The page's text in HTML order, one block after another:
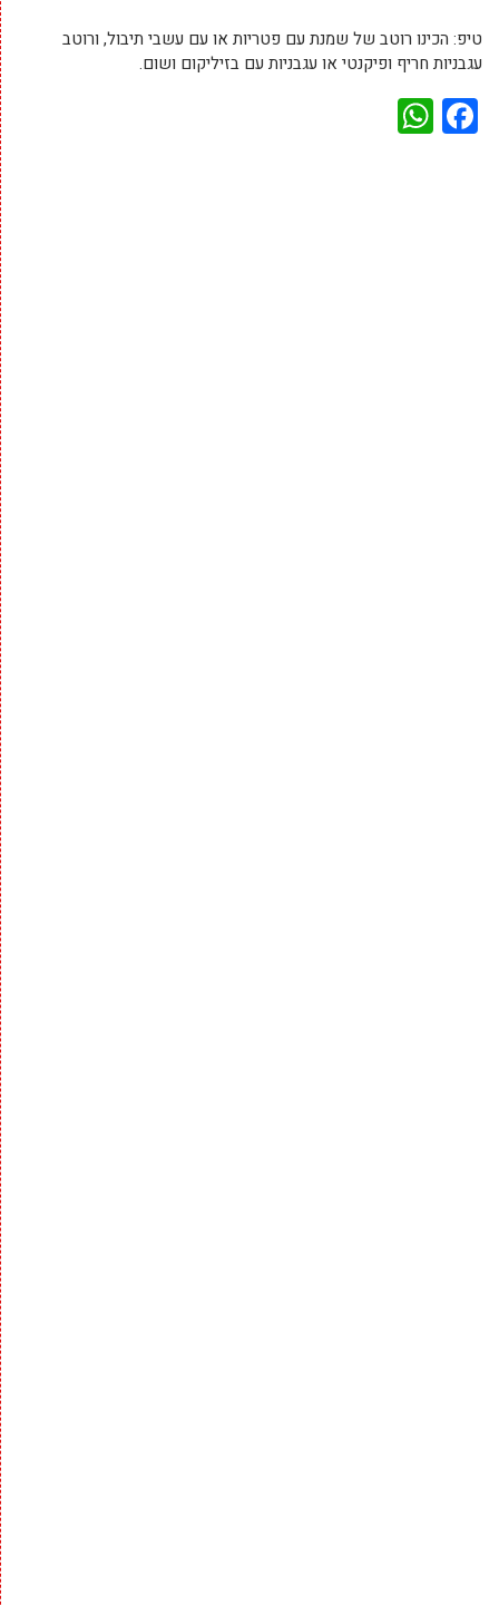
טיפ: הכינו רוטב של שמנת עם פטריות או עם עשבי תיבול, ורוטב
עגבניות חריף ופיקנטי או עגבניות עם בזיליקום ושום.
Facebook